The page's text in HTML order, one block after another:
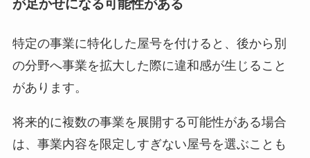
が足かせになる可能性がある
特定の事業に特化した屋号を付けると、後から別
の分野へ事業を拡大した際に違和感が生じること
があります。
将来的に複数の事業を展開する可能性がある場合
は、事業内容を限定しすぎない屋号を選ぶことも